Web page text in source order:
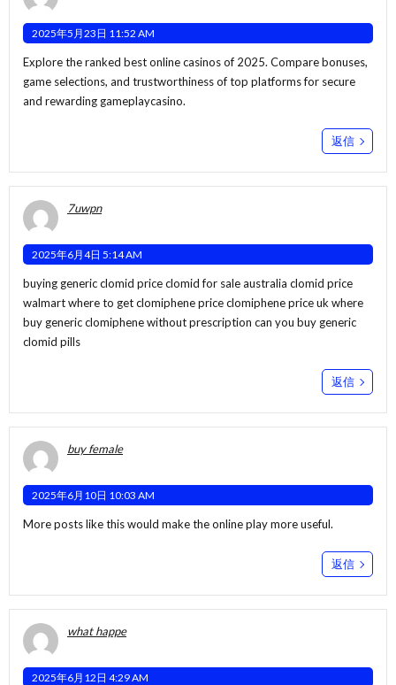
2025年5月23日 11:52 AM
Explore the ranked best online casinos of 2025. Compare bonuses,
game selections, and trustworthiness of top platforms for secure
and rewarding gameplaycasino.
返信
7uwpn
2025年6月4日 5:14 AM
buying generic clomid price clomid for sale australia clomid price
walmartwhere to get clomiphene priceclomiphene price uk where
buy generic clomiphene without prescription can you buy generic
clomid pills
返信
buy female
2025年6月10日 10:03 AM
More posts like this would make the online play more useful.
返信
what happe
2025年6月12日 4:29 AM